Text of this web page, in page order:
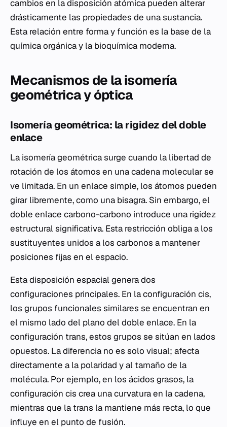
cambios en la disposición atómica pueden alterar
drásticamente las propiedades de una sustancia.
Esta relación entre forma y función es la base de la
química orgánica y la bioquímica moderna.
Mecanismos de la isomería
geométrica y óptica
Isomería geométrica: la rigidez del doble
enlace
La isomería geométrica surge cuando la libertad de
rotación de los átomos en una cadena molecular se
ve limitada. En un enlace simple, los átomos pueden
girar libremente, como una bisagra. Sin embargo, el
doble enlace carbono-carbono introduce una rigidez
estructural significativa. Esta restricción obliga a los
sustituyentes unidos a los carbonos a mantener
posiciones fijas en el espacio.
Esta disposición espacial genera dos
configuraciones principales. En la configuración cis,
los grupos funcionales similares se encuentran en
el mismo lado del plano del doble enlace. En la
configuración trans, estos grupos se sitúan en lados
opuestos. La diferencia no es solo visual; afecta
directamente a la polaridad y al tamaño de la
molécula. Por ejemplo, en los ácidos grasos, la
configuración cis crea una curvatura en la cadena,
mientras que la trans la mantiene más recta, lo que
influye en el punto de fusión.